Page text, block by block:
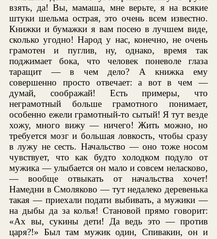
взять, да! Вы, мамаша, мне верьте, я на всякие
штуки шельма острая, это очень всем известно.
Книжки и бумажки я вам посею в лучшем виде,
сколько угодно! Народ у нас, конечно, не очень
грамотен и пуглив, ну, однако, время так
поджимает бока, что человек поневоле глаза
таращит — в чем дело? А книжка ему
совершенно просто отвечает: а вот в чем —
думай, соображай! Есть примеры, что
неграмотный больше грамотного понимает,
особенно ежели грамотный-то сытый! Я тут везде
хожу, много вижу — ничего! Жить можно, но
требуется мозг и большая ловкость, чтобы сразу
в лужу не сесть. Начальство — оно тоже носом
чувствует, что как будто холодком подуло от
мужика — улыбается он мало и совсем неласково,
— вообще отвыкать от начальства хочет!
Намедни в Смоляково — тут недалеко деревенька
такая — приехали подати выбивать, а мужики —
на дыбы да за колья! Становой прямо говорит:
«Ах вы, сукины дети! Да ведь это — против
царя?!» Был там мужик один, Спивакин, он и